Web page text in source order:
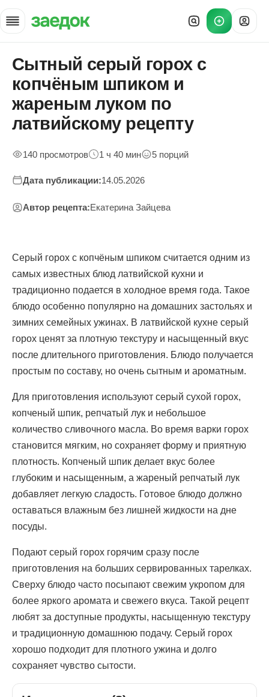
Главная
»
Рецепты
Серый горох со шпиком
Сытный серый горох с
копчёным шпиком и
жареным луком по
латвийскому рецепту
140 просмотров 1 ч 40 мин 5 порций
Дата публикации:14.05.2026
Автор рецепта:Екатерина Зайцева
Серый горох с копчёным шпиком считается одним из
самых известных блюд латвийской кухни и
традиционно подается в холодное время года. Такое
блюдо особенно популярно на домашних застольях и
зимних семейных ужинах. В латвийской кухне серый
горох ценят за плотную текстуру и насыщенный вкус
после длительного приготовления. Блюдо получается
простым по составу, но очень сытным и ароматным.
Для приготовления используют серый сухой горох,
копченый шпик, репчатый лук и небольшое
количество сливочного масла. Во время варки горох
становится мягким, но сохраняет форму и приятную
плотность. Копченый шпик делает вкус более
глубоким и насыщенным, а жареный репчатый лук
добавляет легкую сладость. Готовое блюдо должно
оставаться влажным без лишней жидкости на дне
посуды.
Подают серый горох горячим сразу после
приготовления на больших сервированных тарелках.
Сверху блюдо часто посыпают свежим укропом для
более яркого аромата и свежего вкуса. Такой рецепт
любят за доступные продукты, насыщенную текстуру
и традиционную домашнюю подачу. Серый горох
хорошо подходит для плотного ужина и долго
сохраняет чувство сытости.